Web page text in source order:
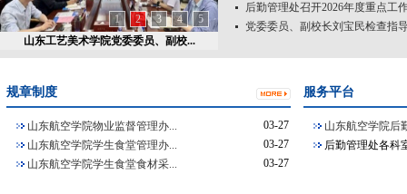
1 2 3 4
5
山东工艺美术学院党委委员、副校...
后勤管理处召开2026年度重点工
党委委员、副校长刘宝民检查指
规章制度
山东航空学院物业监督管理办...
03-27
山东航空学院学生食堂管理办...
03-27
山东航空学院学生食堂食材采...
03-27
服务平台
山东航空学院后
后勤管理处各科